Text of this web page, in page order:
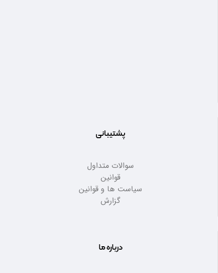
پشتیبانی
سوالات متداول
قوانین
سیاست ها و قوانین
گزارش
درباره ما